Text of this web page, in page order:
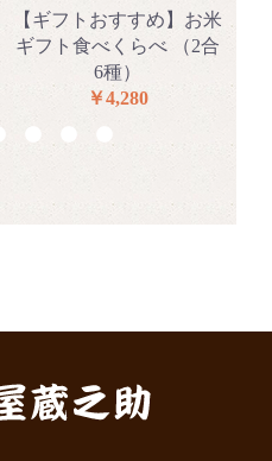
【ギフトおすすめ】お米
ギフト食べくらべ （2合
6種）
￥4,280